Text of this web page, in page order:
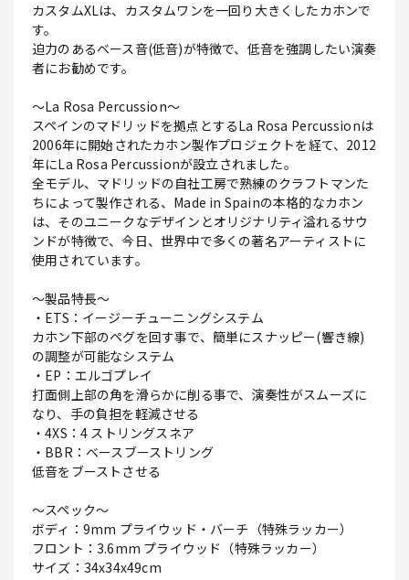
カスタムXLは、カスタムワンを一回り大きくしたカホンで
す。
迫力のあるベース音(低音)が特徴で、低音を強調したい演奏
者にお勧めです。
～La Rosa Percussion～
スペインのマドリッドを拠点とするLa Rosa Percussionは
2006年に開始されたカホン製作プロジェクトを経て、2012
年にLa Rosa Percussionが設立されました。
全モデル、マドリッドの自社工房で熟練のクラフトマンた
ちによって製作される、Made in Spainの本格的なカホン
は、そのユニークなデザインとオリジナリティ溢れるサウ
ンドが特徴で、今日、世界中で多くの著名アーティストに
使用されています。
～製品特長～
・ETS：イージーチューニングシステム
カホン下部のペグを回す事で、簡単にスナッピー(響き線)
の調整が可能なシステム
・EP：エルゴプレイ
打面側上部の角を滑らかに削る事で、演奏性がスムーズに
なり、手の負担を軽減させる
・4XS：4 ストリングスネア
・BBR：ベースブーストリング
低音をブーストさせる
～スペック～
ボディ：9mm プライウッド・バーチ（特殊ラッカー）
フロント：3.6mm プライウッド（特殊ラッカー）
サイズ：34x34x49cm